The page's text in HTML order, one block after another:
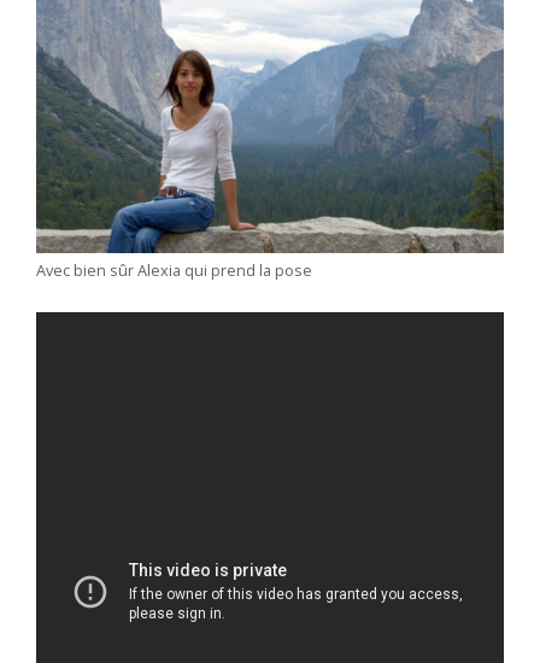
Avec bien sûr Alexia qui prend la pose